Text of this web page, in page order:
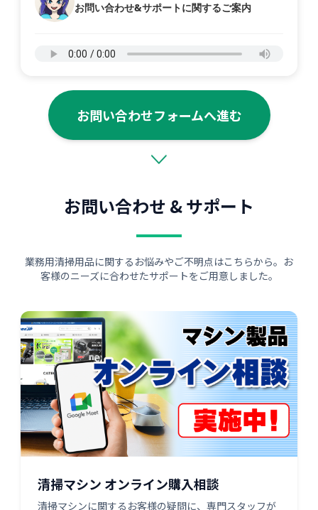
お問い合わせ&サポートに関するご案内
お問い合わせフォームへ進む
お問い合わせ & サポート
業務用清掃用品に関するお悩みやご不明点はこちらから。お
客様のニーズに合わせたサポートをご用意しました。
清掃マシン オンライン購入相談
清掃マシンに関するお客様の疑問に、専門スタッフが